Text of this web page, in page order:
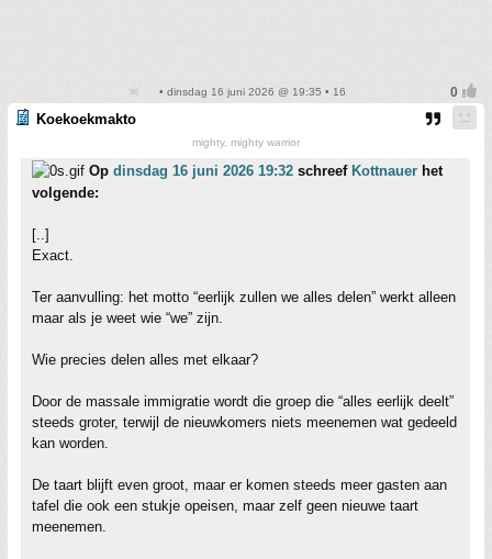
• dinsdag 16 juni 2026 @ 19:35 • 16
Koekoekmakto
mighty, mighty warrior
Op dinsdag 16 juni 2026 19:32 schreef Kottnauer het
volgende:
[..]
Exact.
Ter aanvulling: het motto “eerlijk zullen we alles delen” werkt alleen
maar als je weet wie “we” zijn.
Wie precies delen alles met elkaar?
Door de massale immigratie wordt die groep die “alles eerlijk deelt”
steeds groter, terwijl de nieuwkomers niets meenemen wat gedeeld
kan worden.
De taart blijft even groot, maar er komen steeds meer gasten aan
tafel die ook een stukje opeisen, maar zelf geen nieuwe taart
meenemen.